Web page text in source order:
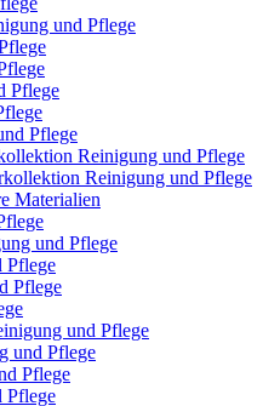
und Pflege
Pflege
Pflege
Reinigung und Pflege
Reinigung und Pflege
Materialien
und Pflege
Pflege
Pflege
und Pflege
und Pflege
Pflege
Pflege